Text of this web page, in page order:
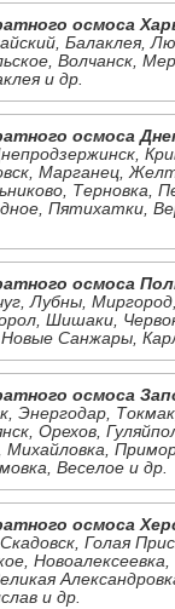
осмоса
Балаклея,
Волчанск,
и др.
осмоса
Марганец,
Терновка,
Пятихатки,
осмоса
Лубны,
Шишаки,
Санжары,
осмоса
Энергодар,
Орехов,
Михайловка,
Веселое и др.
осмоса
Голая
Новоалексеевка,
и др.